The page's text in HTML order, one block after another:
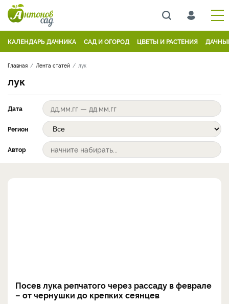
КАЛЕНДАРЬ ДАЧНИКА САД И ОГОРОД ЦВЕТЫ И РАСТЕНИЯ
Главная Лента статей лук
лук
Дата
Регион
Автор
Посев лука репчатого через рассаду в феврале
– от чернушки до крепких сеянцев